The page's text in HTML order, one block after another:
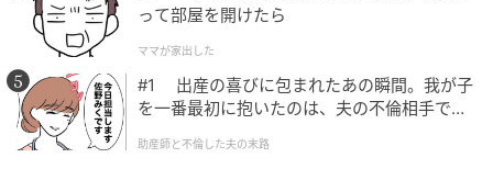
筆者：西山雄介（宅地建物取引士・マンション管理
士・日商簿記2級などの資格所有）
不動産業界歴15年。新卒で東証プライム上場のマンシ
ョンデベロッパーに入社後、計2社で新築・中古販売お
よび管理業務に従事。実務現場を経て管理職も歴任
って部屋を開けたら
ママが家出した
#1 出産の喜びに包まれたあの瞬間。我が子
を一番最初に抱いたのは、夫の不倫相手でし
助産師と不倫した夫の末路